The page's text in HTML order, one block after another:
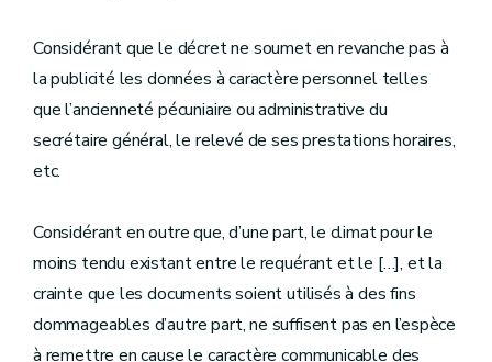
Considérant que le décret ne soumet en revanche pas à
la publicité les données à caractère personnel telles
que l’ancienneté pécuniaire ou administrative du
secrétaire général, le relevé de ses prestations horaires,
etc.
Considérant en outre que, d’une part, le climat pour le
moins tendu existant entre le requérant et le […], et la
crainte que les documents soient utilisés à des fins
dommageables d’autre part, ne suffisent pas en l’espèce
à remettre en cause le caractère communicable des